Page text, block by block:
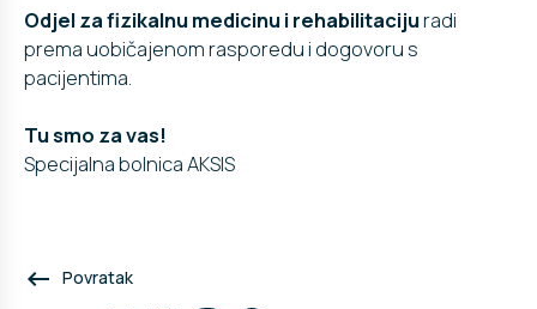
Odjel za fizikalnu medicinu i rehabilitacijuradi
prema uobičajenom rasporedu i dogovoru s
pacijentima.
Tu smo za vas!
Specijalna bolnica AKSIS
keyboard_backspace Povratak